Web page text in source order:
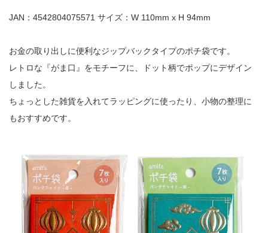
JAN：4542804075571 サイズ：W 110mm x H 94mm
お金の取り出しに便利なジップバックタイプのポチ袋です。
レトロな『がま口』をモチーフに、ドット柄でポップにデザイン
しました。
ちょっとした雑貨を入れてラッピングに使ったり、小物の整理に
もおすすめです。